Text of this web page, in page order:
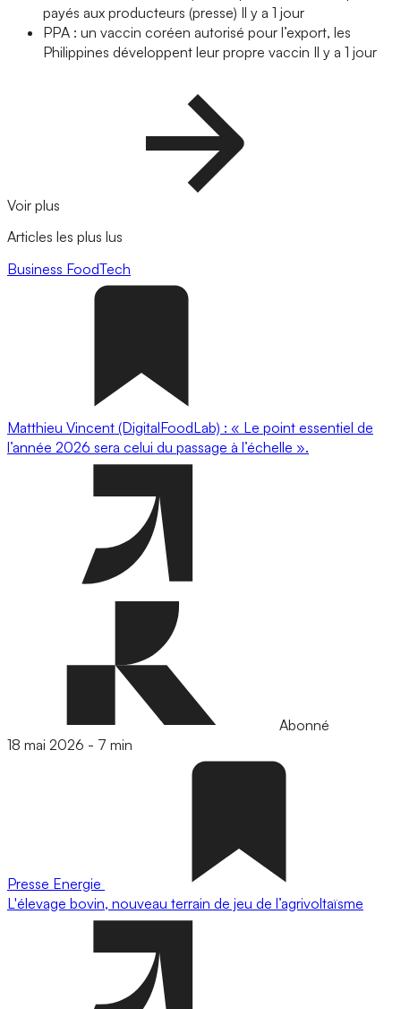
payés aux producteurs (presse) Il y a 1 jour
PPA : un vaccin coréen autorisé pour l’export, les
Philippines développent leur propre vaccin Il y a 1 jour
Voir plus
Articles les plus lus
Business FoodTech
Matthieu Vincent (DigitalFoodLab) : « Le point essentiel de
l’année 2026 sera celui du passage à l’échelle ».
Abonné
18 mai 2026 - 7 min
Presse Energie
L'élevage bovin, nouveau terrain de jeu de l’agrivoltaïsme